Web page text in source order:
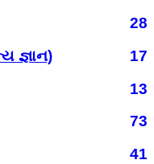
28
જ્ઞાન)
17
13
73
41